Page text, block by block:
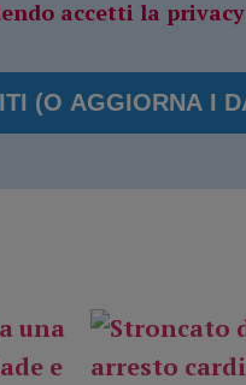
accetti la privacy